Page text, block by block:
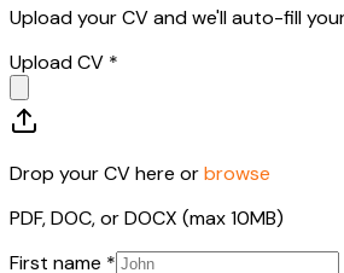
Upload your CV and we'll auto-fill
Upload CV *
Drop your CV here orbrowse
PDF, DOC, or DOCX (max 10MB)
First name *